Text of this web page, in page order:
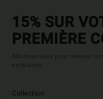
15% SUR
PREMIÈRE
Abonnez-vous pour recevoir
exclusives.
Collection